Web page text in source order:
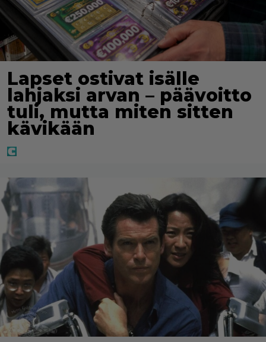
Lapset ostivat isälle
lahjaksi arvan – päävoitto
tuli, mutta miten sitten
kävikään